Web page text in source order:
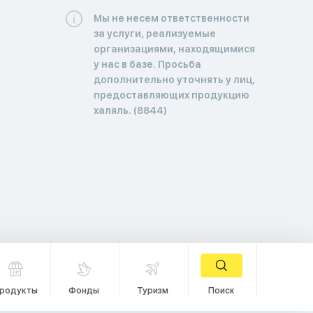
Мы не несем ответственности
за услуги, реализуемые
организациями, находящимися
у нас в базе. Просьба
дополнительно уточнять у лиц,
предоставляющих продукцию
халяль. (8844)
Фонды Туризм Поиск